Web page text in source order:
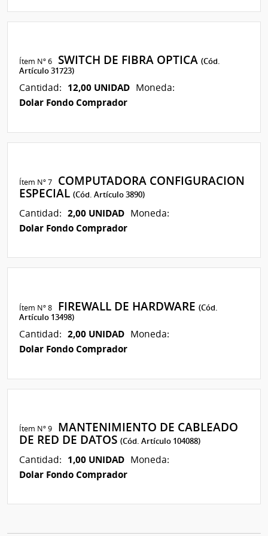
Ítem Nº 6 SWITCH DE FIBRA OPTICA(Cód.
Artículo 31723)
Cantidad: 12,00 UNIDAD Moneda:
Dolar Fondo Comprador
Ítem Nº 7
COMPUTADORA CONFIGURACION
ESPECIAL(Cód. Artículo 3890)
Cantidad: 2,00 UNIDAD Moneda:
Dolar Fondo Comprador
Ítem Nº 8 FIREWALL DE HARDWARE(Cód.
Artículo 13498)
Cantidad: 2,00 UNIDAD Moneda:
Dolar Fondo Comprador
Ítem Nº 9
MANTENIMIENTO DE CABLEADO
DE RED DE DATOS(Cód. Artículo 104088)
Cantidad: 1,00 UNIDAD Moneda:
Dolar Fondo Comprador